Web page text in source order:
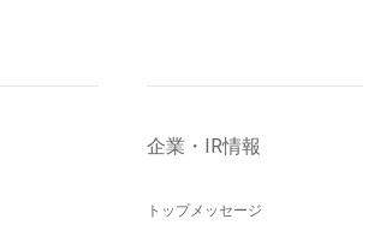
企業・IR情報
トップメッセージ